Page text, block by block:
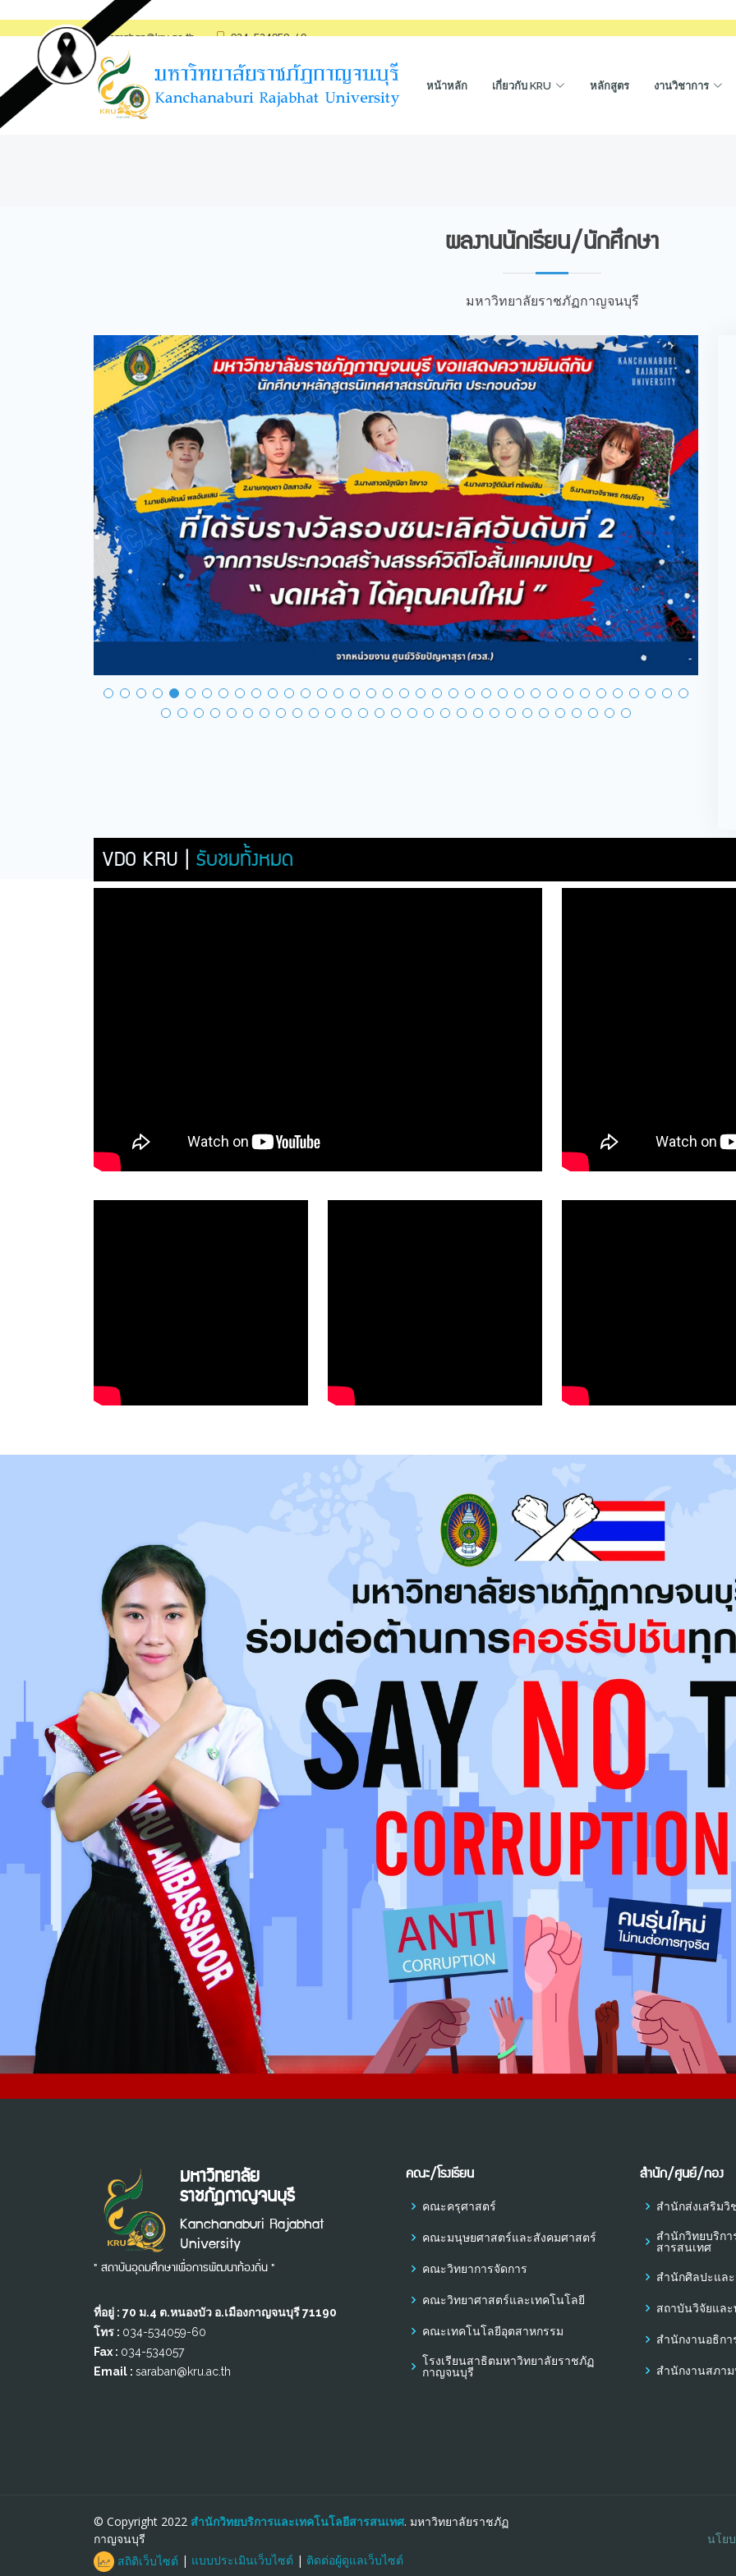
saraban@kru.ac.th 034-534059-60
หน้าหลัก เกี่ยวกับ KRU หลักสูตร งานวิชาการ
ผลงานนักเรียน/นักศึกษา
มหาวิทยาลัยราชภัฏกาญจนบุรี
VDO KRU | รับชมทั้งหมด
มหาวิทยาลัย
ราชภัฏกาญจนบุรี
Kanchanaburi Rajabhat
University
" สถาบันอุดมศึกษาเพื่อการพัฒนาท้องถิ่น "
ที่อยู่ : 70 ม.4 ต.หนองบัว อ.เมืองกาญจนบุรี 71190
โทร : 034-534059-60
Fax : 034-534057
Email : saraban@kru.ac.th
คณะ/โรงเรียน
คณะครุศาสตร์
คณะมนุษยศาสตร์และสังคมศาสตร์
คณะวิทยาการจัดการ
คณะวิทยาศาสตร์และเทคโนโลยี
คณะเทคโนโลยีอุตสาหกรรม
โรงเรียนสาธิตมหาวิทยาลัยราชภัฏ
กาญจนบุรี
สำนัก/ศูนย์/กอง
สำนักส่งเสริมวิ
สำนักวิทยบริก
สารสนเทศ
สำนักศิลปะแล
สถาบันวิจัยแล
สำนักงานอธิกา
สำนักงานสภา
© Copyright 2022 สำนักวิทยบริการและเทคโนโลยีสารสนเทศ. มหาวิทยาลัยราชภัฏ
กาญจนบุรี
สถิติเว็บไซต์ | แบบประเมินเว็บไซต์ | ติดต่อผู้ดูแลเว็บไซต์
นโย